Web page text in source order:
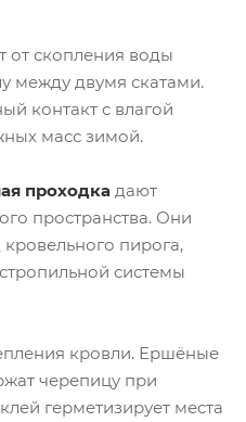
от скопления воды
между двумя скатами.
контакт с влагой
масс зимой.
проходка дают
пространства. Они
кровельного пирога,
системы
кровли. Ершёные
черепицу при
герметизирует места